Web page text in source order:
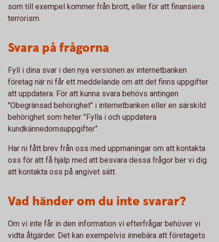
som till exempel kommer från brott, eller för att finansiera
terrorism.
Svara på frågorna
Fyll i dina svar i den nya versionen av internetbanken
företag när ni får ett meddelande om att det finns uppgifter
att uppdatera. För att kunna svara behövs antingen
"Obegränsad behörighet" i internetbanken eller en särskild
behörighet som heter ”Fylla i och uppdatera
kundkännedomsuppgifter”.
Har ni fått brev från oss med uppmaningar om att kontakta
oss för att få hjälp med att besvara dessa frågor ber vi dig
att kontakta oss på angivet sätt.
Vad händer om du inte svarar?
Om vi inte får in den information vi efterfrågar behöver vi
vidta åtgärder. Det kan exempelvis innebära att företagets